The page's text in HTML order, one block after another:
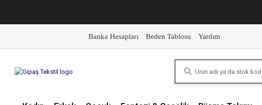
Banka Hesapları Beden Tablosu Yardım